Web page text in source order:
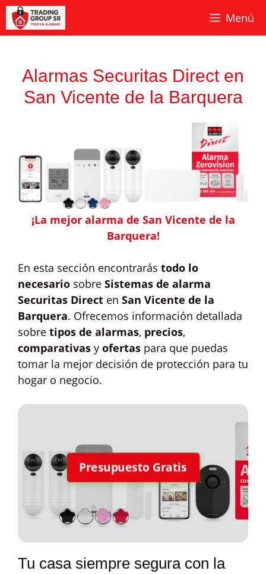
Saltar
contenido
Menú
Alarmas Securitas Direct en
San Vicente de la Barquera
¡La mejor alarma de San Vicente de la
Barquera!
En esta sección encontrarás todo lo
necesario sobre Sistemas de alarma
Securitas Direct en San Vicente de la
Barquera. Ofrecemos información detallada
sobre tipos de alarmas, precios,
comparativas y ofertas para que puedas
tomar la mejor decisión de protección para tu
hogar o negocio.
Presupuesto Gratis
Tu casa siempre segura con la